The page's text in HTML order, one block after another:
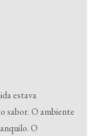
estava
sabor. O ambiente
O